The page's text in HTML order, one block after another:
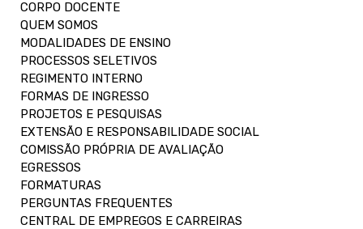
CORPO DOCENTE
QUEM SOMOS
MODALIDADES DE ENSINO
PROCESSOS SELETIVOS
REGIMENTO INTERNO
FORMAS DE INGRESSO
PROJETOS E PESQUISAS
EXTENSÃO E RESPONSABILIDADE SOCIAL
COMISSÃO PRÓPRIA DE AVALIAÇÃO
EGRESSOS
FORMATURAS
PERGUNTAS FREQUENTES
CENTRAL DE EMPREGOS E CARREIRAS